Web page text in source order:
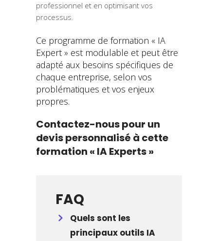
professionnel et en optimisant vos
processus.
Ce programme de formation « IA
Expert » est modulable et peut être
adapté aux besoins spécifiques de
chaque entreprise, selon vos
problématiques et vos enjeux
propres.
Contactez-nous pour un
devis personnalisé à cette
formation « IA Experts »
FAQ
Quels sont les
principaux outils IA